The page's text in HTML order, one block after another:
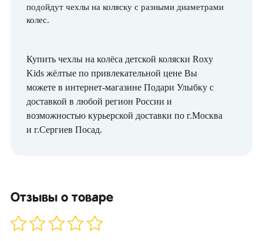
подойдут чехлы на коляску с разными диаметрами
колес.
Купить чехлы на колёса детской коляски Roxy
Kids жёлтые по привлекательной цене Вы
можете в интернет-магазине Подари Улыбку с
доставкой в любой регион России и
возможностью курьерской доставки по г.Москва
и г.Сергиев Посад.
Отзывы о товаре